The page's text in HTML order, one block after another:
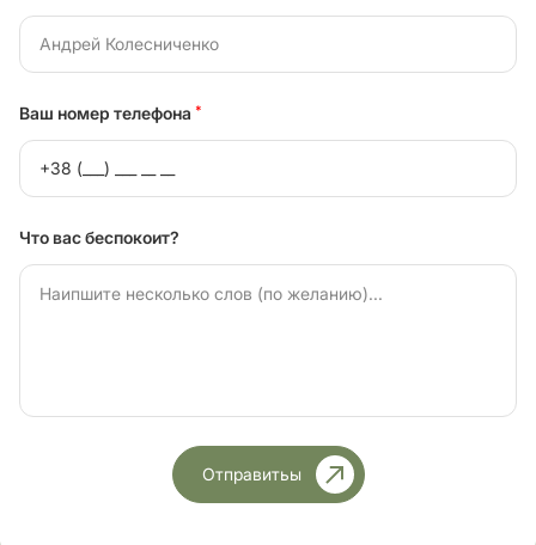
Ваш номер телефона *
Что вас беспокоит?
Отправитьы